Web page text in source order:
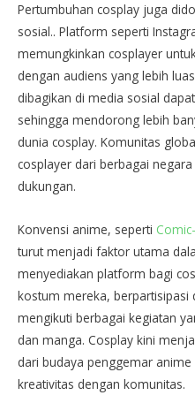
Pertumbuhan cosplay juga
sosial.. Platform seperti
memungkinkan cosplayer
dengan audiens yang lebih
dibagikan di media sosial
sehingga mendorong lebih
dunia cosplay. Komunitas
cosplayer dari berbagai
dukungan.
Konvensi anime, seperti
turut menjadi faktor utama
menyediakan platform bagi
kostum mereka, berpartisipasi
mengikuti berbagai kegiatan
dan manga. Cosplay kini
dari budaya penggemar
kreativitas dengan komunitas.